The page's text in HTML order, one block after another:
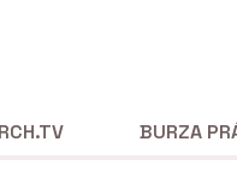
BURZA